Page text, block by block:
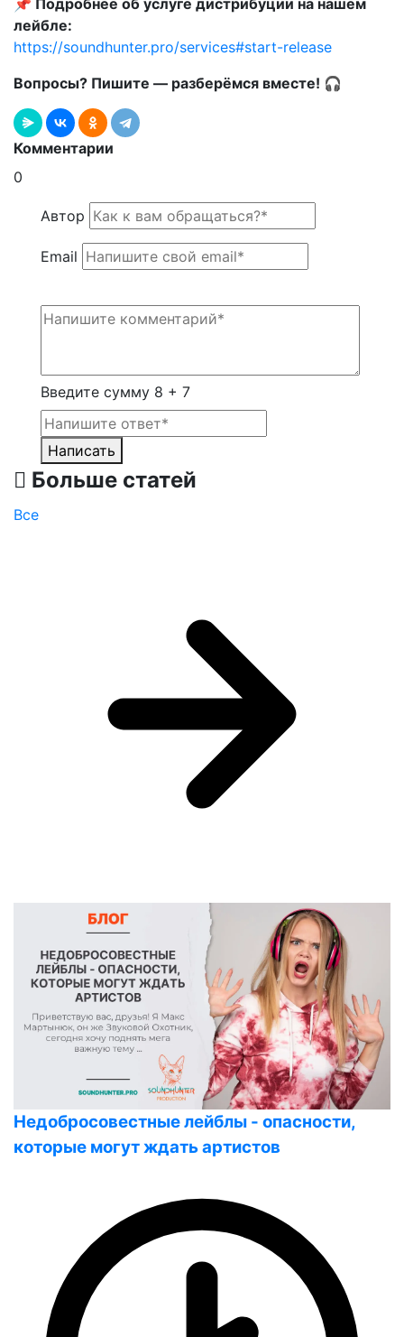
📌 Подробнее об услуге дистрибуции на нашем
лейбле:
https://soundhunter.pro/services#start-release
Вопросы? Пишите — разберёмся вместе! 🎧
Комментарии
0
Автор
Email
Введите сумму 8 + 7
Написать
Больше статей
Все
Недобросовестные лейблы - опасности,
которые могут ждать артистов